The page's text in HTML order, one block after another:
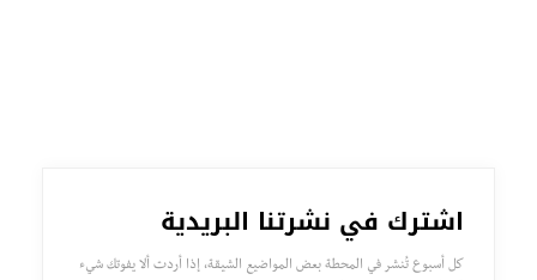
اشترك في نشرتنا البريدية
كل أسبوع تُنشر في المحطة بعض المواضيع الشيقة، إذا أردت ألا يفوتك شيء